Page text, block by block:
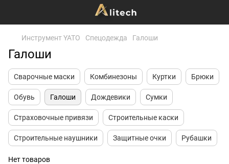
Инструмент YATO Спецодежда Галоши
Галоши
Сварочные маски Комбинезоны Куртки Брюки
Обувь Галоши Дождевики Сумки
Страховочные привязи Строительные каски
Строительные наушники Защитные очки Рубашки
Нет товаров